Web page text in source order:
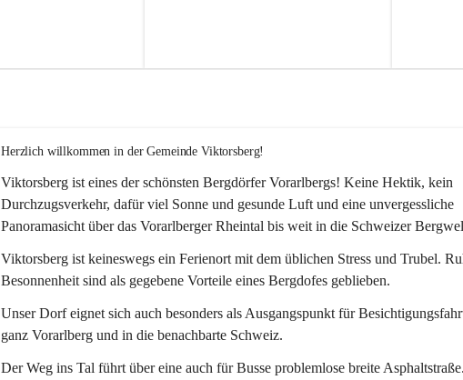
Herzlich willkommen in der Gemeinde Viktorsberg!
Viktorsberg ist eines der schönsten Bergdörfer Vorarlbergs! Keine Hektik, kein
Durchzugsverkehr, dafür viel Sonne und gesunde Luft und eine unvergessliche
Panoramasicht über das Vorarlberger Rheintal bis weit in die Schweizer
Viktorsberg ist keineswegs ein Ferienort mit dem üblichen Stress und Trubel.
Besonnenheit sind als gegebene Vorteile eines Bergdofes geblieben.
Unser Dorf eignet sich auch besonders als Ausgangspunkt für
ganz Vorarlberg und in die benachbarte Schweiz.
Der Weg ins Tal führt über eine auch für Busse problemlose breite